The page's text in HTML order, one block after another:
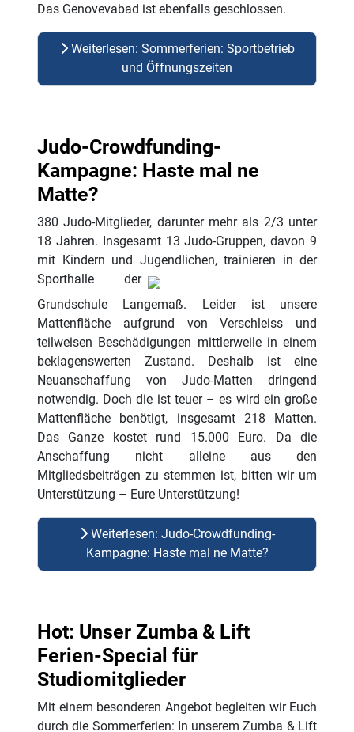
Das Genovevabad ist ebenfalls geschlossen.
Weiterlesen: Sommerferien: Sportbetrieb
und Öffnungszeiten
Judo-Crowdfunding-
Kampagne: Haste mal ne
Matte?
380 Judo-Mitglieder, darunter mehr als 2/3 unter
18 Jahren. Insgesamt 13 Judo-Gruppen, davon 9
mit Kindern und Jugendlichen, trainieren in der
Sporthalle der
Grundschule Langemaß. Leider ist unsere
Mattenfläche aufgrund von Verschleiss und
teilweisen Beschädigungen mittlerweile in einem
beklagenswerten Zustand. Deshalb ist eine
Neuanschaffung von Judo-Matten dringend
notwendig. Doch die ist teuer – es wird ein große
Mattenfläche benötigt, insgesamt 218 Matten.
Das Ganze kostet rund 15.000 Euro. Da die
Anschaffung nicht alleine aus den
Mitgliedsbeiträgen zu stemmen ist, bitten wir um
Unterstützung – Eure Unterstützung!
Weiterlesen: Judo-Crowdfunding-
Kampagne: Haste mal ne Matte?
Hot: Unser Zumba & Lift
Ferien-Special für
Studiomitglieder
Mit einem besonderen Angebot begleiten wir Euch
durch die Sommerferien: In unserem Zumba & Lift